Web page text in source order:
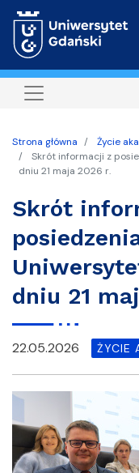
Strona główna
Życie
Skrót informacji z
dniu 21 maja 2026 r.
Skrót
dniu 21
22.05.2026 ŻYCIE